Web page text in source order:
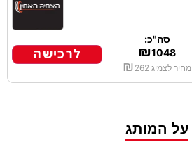
סה"כ:
₪1048
מחיר לצמיג ₪ 262
לרכישה
על המותג